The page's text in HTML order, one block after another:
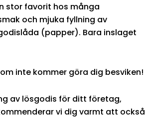
stor favorit hos många
och mjuka fyllning av
(papper). Bara inslaget
inte kommer göra dig besviken!
av lösgodis för ditt företag,
vi dig varmt att också